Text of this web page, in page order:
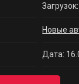
Новые
Дата: